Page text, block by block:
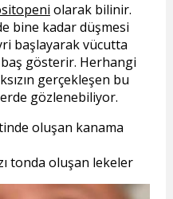
olarak bilinir.
bine kadar düşmesi
başlayarak vücutta
gösterir. Herhangi
gerçekleşen bu
gözlenebiliyor.
oluşan kanama
tonda oluşan lekeler